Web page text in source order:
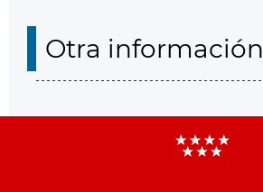
Otra información